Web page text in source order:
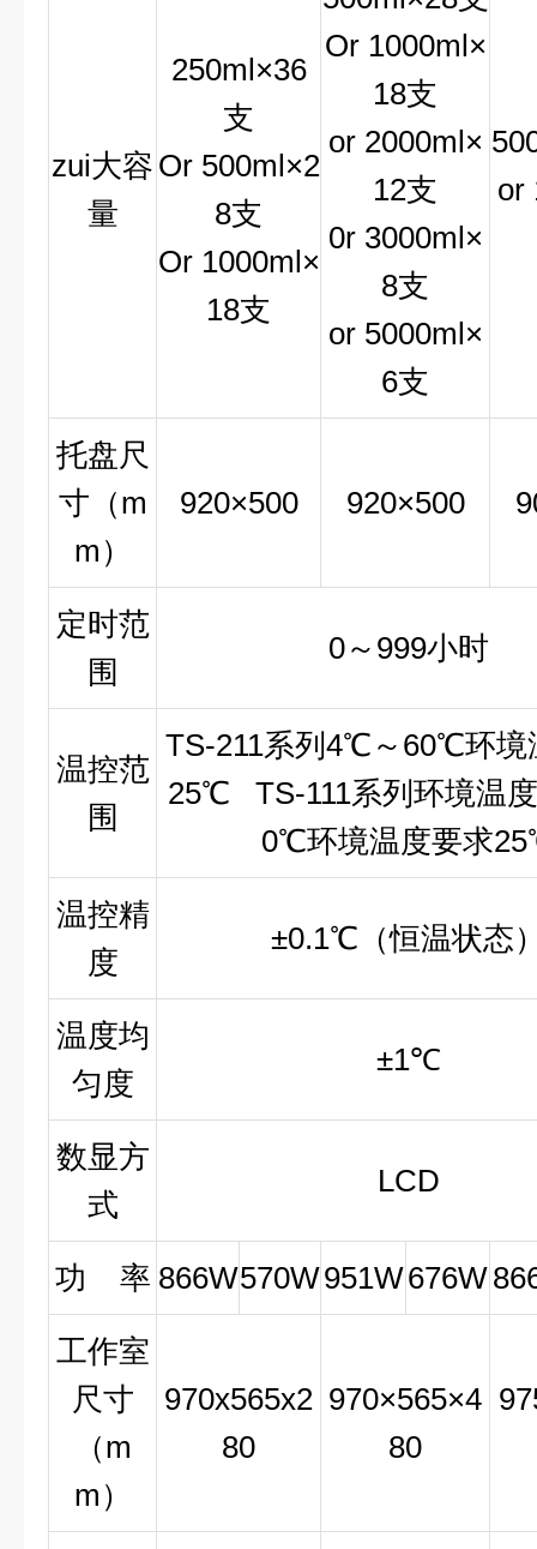
zui大容
量
250ml×36
支
Or 500ml×2
8支
Or 1000ml×
18支
Or 1000ml×
18支
or 2000ml×
12支
0r 3000ml×
8支
or 5000ml×
6支
or
托盘尺
寸（m
m）
920×500 920×500
定时范
围
0～999小时
温控范
围
TS-211系列4℃～60℃环境
25℃ TS-111系列环境温
0℃环境温度要求
温控精
度
±0.1℃（恒温状态
温度均
匀度
±1℃
数显方
式
LCD
功 率 866W570W951W676W
工作室
尺寸
（m
m）
970x565x2
80
970×565×4
80